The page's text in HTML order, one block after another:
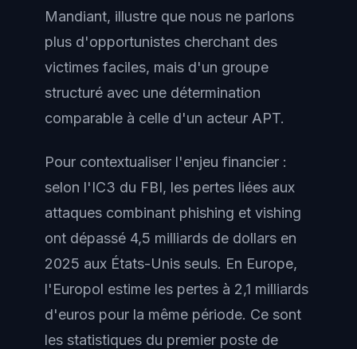
Mandiant, illustre que nous ne parlons
plus d'opportunistes cherchant des
victimes faciles, mais d'un groupe
structuré avec une détermination
comparable à celle d'un acteur APT.
Pour contextualiser l'enjeu financier :
selon l'IC3 du FBI, les pertes liées aux
attaques combinant phishing et vishing
ont dépassé 4,5 milliards de dollars en
2025 aux États-Unis seuls. En Europe,
l'Europol estime les pertes à 2,1 milliards
d'euros pour la même période. Ce sont
les statistiques du premier poste de